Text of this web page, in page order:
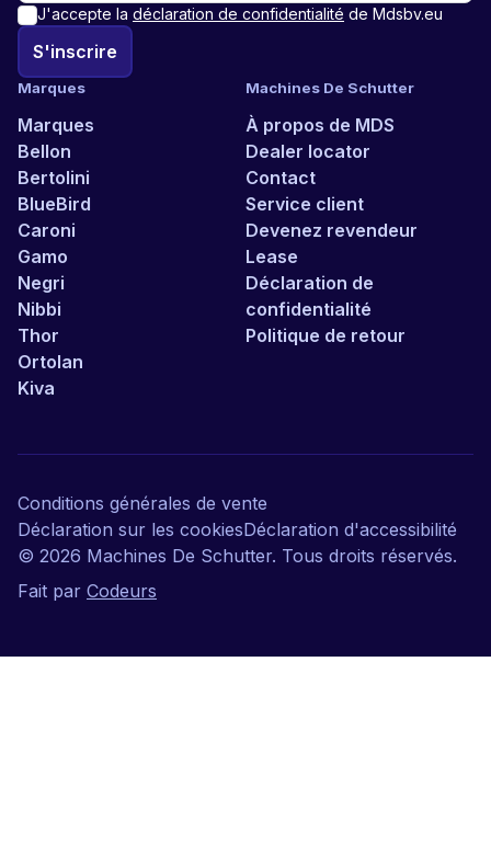
Marques
Marques
Bellon
Bertolini
BlueBird
Caroni
Gamo
Negri
Nibbi
Thor
Ortolan
Kiva
Machines De Schutter
À propos de MDS
Dealer locator
Contact
Service client
Devenez revendeur
Lease
Déclaration de
confidentialité
Politique de retour
J'accepte la déclaration de confidentialité de Mdsbv.eu
S'inscrire
© 2026 Machines De Schutter. Tous droits réservés.
Fait par Codeurs
Conditions générales de vente
Déclaration sur les cookiesDéclaration d'accessibilité